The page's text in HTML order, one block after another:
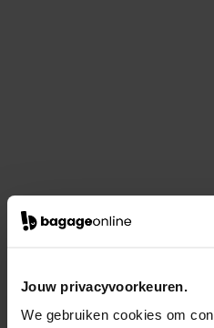
Jouw privacyvoorkeuren.
We gebruiken cookies om